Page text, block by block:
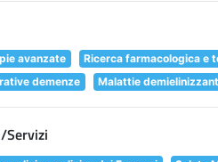
avanzate Ricerca farmacologica e
demenze
Malattie